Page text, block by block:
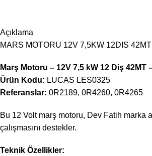
Açıklama
MARS MOTORU 12V 7,5KW 12DIS
Marş Motoru – 12V 7,5 kW 12 Diş 42MT
Ürün Kodu: LUCAS LES0325
Referanslar: 0R2189, 0R4260, 0R4265
Bu 12 Volt marş motoru, Dev Fatih marka
çalışmasını destekler.
Teknik Özellikler: